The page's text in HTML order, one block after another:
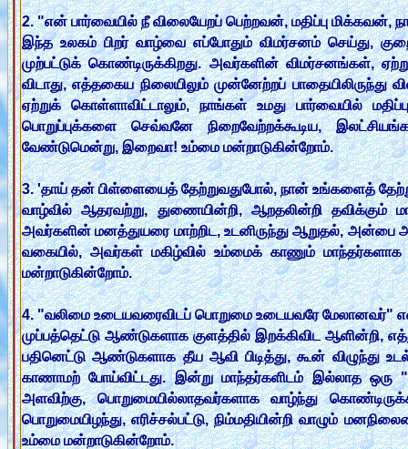
2. "என் பார்வையில் நீ விலையேறப் பெற்றவன், மதிப்பு
இந்த உலகம் பிறர் வாழ்வை எப்போதும் விமர்சனம் செய்து,
முற்பட்டுக் கொண்டிருக்கிறது. அவர்களின் விமர்சனங்கள்,
விடாது, எத்தகைய நிலையிலும் முன்னேற்றப்
ஏற்றுக் கொள்ளாவிட்டாலும், நாங்கள் உமது பார்வையில்
பொறுப்புக்களை செவ்வனே நிறைவேற்றக்கூடிய,
வேண்டுமென்று, இறைவா! உம்மை மன்றாடுகின்றோம்.
3. 'தாய் தன் பிள்ளையைத் தேற்றுவதுபோல், நான் உங்களைத்
வாழ்வில் ஆதரவற்று, துணையின்றி, ஆறதலின்றி
அவர்களின் மனத்துயரை மாற்றிட, உடனிருந்து ஆறுதல்,
வகையில், அவர்கள் மகிழ்வில் உம்மைக் காணும்
மன்றாடுகின்றோம்.
4. "வலிமை உடையவரைவிடப் பொறுமை உடையவரே மேலானவர்"
முப்பத்தெட்டு ஆண்டுகளாக குளத்தில் இறக்கிவிட ஆளின்றி,
பதினெட்டு ஆண்டுகளாக தீய ஆவி பிடித்து, கூன்
காணாமற் போய்விட்டது. இன்று மாந்தர்களிடம் இல்லாத ஒரு
அளவிற்கு, பொறுமையில்லாதவர்களாக வாழ்ந்து
பொறுமையிழந்து, எரிச்சல்பட்டு, நிம்மதியின்றி வாழும்
உம்மை மன்றாடுகின்றோம்.